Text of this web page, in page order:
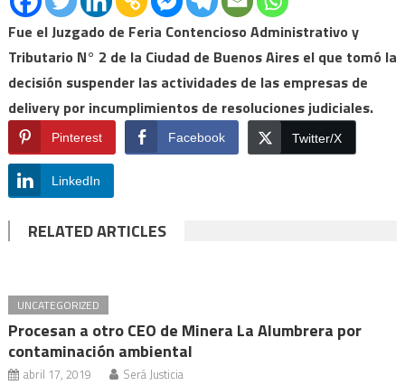
Fue el Juzgado de Feria Contencioso Administrativo y
Tributario N° 2 de la Ciudad de Buenos Aires el que tomó la
decisión suspender las actividades de las empresas de
delivery por incumplimientos de resoluciones judiciales.
Pinterest Facebook Twitter/X
LinkedIn
RELATED ARTICLES
UNCATEGORIZED
Procesan a otro CEO de Minera La Alumbrera por
contaminación ambiental
abril 17, 2019 Será Justicia